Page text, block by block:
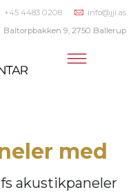
+45 4483 0208
info@jji.as
Baltorpbakken 9, 2750 Ballerup
med
akustikpaneler